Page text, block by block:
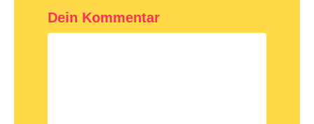
Dein Kommentar